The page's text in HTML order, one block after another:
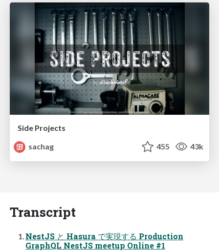
Side Projects
sachag
455 43k
Transcript
NestJS と Hasura で実現する Production
GraphQL NestJS meetup Online #1